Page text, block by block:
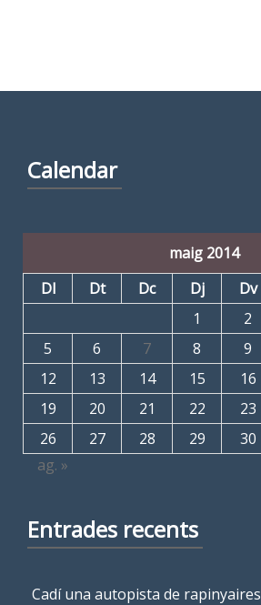
Calendar
maig 2014
Dl
Dt Dc Dj Dv
1
2
5
6 7 8 9
12
13 14 15 16
19
20 21 22 23
26
27 28 29 30
ag. »
Entrades recents
Cadí una autopista de rapinyaires